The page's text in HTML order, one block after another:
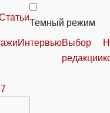
Темный режим
ИнтервьюВыбор
редакции